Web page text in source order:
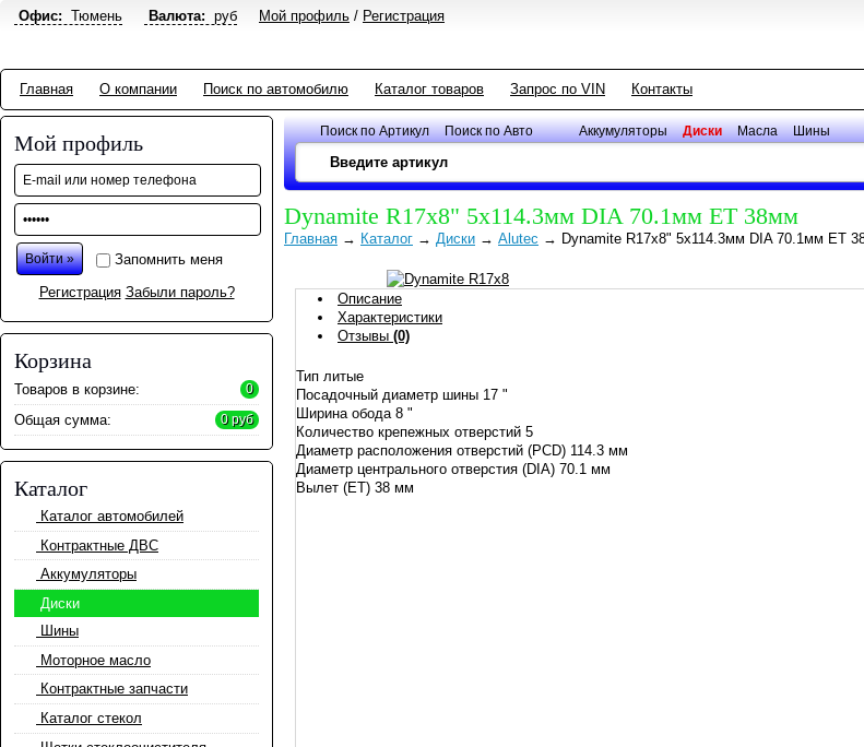
Офис: Тюмень Валюта: руб Мой профиль / Регистрация
Главная О компании Поиск по автомобилю Каталог товаров Запрос по VIN Контакты
Мой профиль
Запомнить меня
Регистрация Забыли пароль?
Корзина
Товаров в корзине: 0
Общая сумма: 0 руб
Каталог
Каталог автомобилей
Контрактные ДВС
Аккумуляторы
Диски
Шины
Моторное масло
Контрактные запчасти
Каталог стекол
Поиск по Артикул Поиск по Авто Аккумуляторы Диски Масла Шины
Dynamite R17x8" 5x114.3мм DIA 70.1мм ET 38мм
Главная → Каталог → Диски → Alutec → Dynamite R17x8" 5x114.3мм DIA 70.1мм ET
Описание
Характеристики
Отзывы (0)
Тип литые
Посадочный диаметр шины 17 "
Ширина обода 8 "
Количество крепежных отверстий 5
Диаметр расположения отверстий (PCD) 114.3 мм
Диаметр центрального отверстия (DIA) 70.1 мм
Вылет (ET) 38 мм